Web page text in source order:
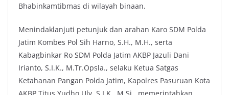
Bhabinkamtibmas di wilayah binaan.
Menindaklanjuti petunjuk dan arahan Karo SDM Polda
Jatim Kombes Pol Sih Harno, S.H., M.H., serta
Kabagbinkar Ro SDM Polda Jatim AKBP Jazuli Dani
Irianto, S.I.K., M.Tr.Opsla., selaku Ketua Satgas
Ketahanan Pangan Polda Jatim, Kapolres Pasuruan Kota
AKBP Titus Yudho Uly, S.I.K., M.Si., memerintahkan